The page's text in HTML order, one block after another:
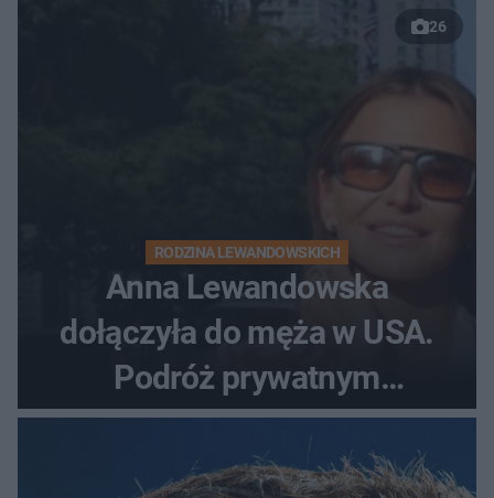
26
RODZINA LEWANDOWSKICH
Anna Lewandowska
dołączyła do męża w USA.
Podróż prywatnym
odrzutowcem to dopiero
początek!